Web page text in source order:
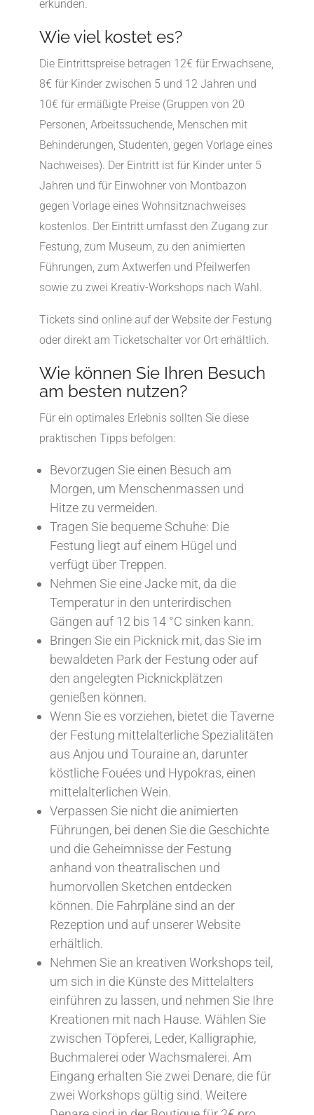
erkunden.
Wie viel kostet es?
Die Eintrittspreise betragen 12€ für Erwachsene,
8€ für Kinder zwischen 5 und 12 Jahren und
10€ für ermäßigte Preise (Gruppen von 20
Personen, Arbeitssuchende, Menschen mit
Behinderungen, Studenten, gegen Vorlage eines
Nachweises). Der Eintritt ist für Kinder unter 5
Jahren und für Einwohner von Montbazon
gegen Vorlage eines Wohnsitznachweises
kostenlos. Der Eintritt umfasst den Zugang zur
Festung, zum Museum, zu den animierten
Führungen, zum Axtwerfen und Pfeilwerfen
sowie zu zwei Kreativ-Workshops nach Wahl.
Tickets sind online auf der Website der Festung
oder direkt am Ticketschalter vor Ort erhältlich.
Wie können Sie Ihren Besuch
am besten nutzen?
Für ein optimales Erlebnis sollten Sie diese
praktischen Tipps befolgen:
Bevorzugen Sie einen Besuch am
Morgen, um Menschenmassen und
Hitze zu vermeiden.
Tragen Sie bequeme Schuhe: Die
Festung liegt auf einem Hügel und
verfügt über Treppen.
Nehmen Sie eine Jacke mit, da die
Temperatur in den unterirdischen
Gängen auf 12 bis 14 °C sinken kann.
Bringen Sie ein Picknick mit, das Sie im
bewaldeten Park der Festung oder auf
den angelegten Picknickplätzen
genießen können.
Wenn Sie es vorziehen, bietet die Taverne
der Festung mittelalterliche Spezialitäten
aus Anjou und Touraine an, darunter
köstliche Fouées und Hypokras, einen
mittelalterlichen Wein.
Verpassen Sie nicht die animierten
Führungen, bei denen Sie die Geschichte
und die Geheimnisse der Festung
anhand von theatralischen und
humorvollen Sketchen entdecken
können. Die Fahrpläne sind an der
Rezeption und auf unserer Website
erhältlich.
Nehmen Sie an kreativen Workshops teil,
um sich in die Künste des Mittelalters
einführen zu lassen, und nehmen Sie Ihre
Kreationen mit nach Hause. Wählen Sie
zwischen Töpferei, Leder, Kalligraphie,
Buchmalerei oder Wachsmalerei. Am
Eingang erhalten Sie zwei Denare, die für
zwei Workshops gültig sind. Weitere